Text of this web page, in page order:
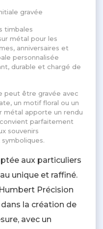
gravée
timbales
métal pour les
anniversaires et
personnalisée
durable et chargé de
peut être gravée avec
un motif floral ou un
métal apporte un rendu
parfaitement
souvenirs
aux particuliers
unique et raffiné.
Précision
la création de
avec un